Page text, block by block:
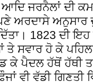
ਜਰਨੈਲਾਂ ਦੀ
ਅਰਦਾਸੇ ਅਨੁਸਾਰ
1823 ਦੀ
ਸਵਾਰ ਹੋ ਕੇ
ਪੈਦਲ ਹੱਥੋਂ ਹੱਥੀ
ਵੀ ਵੱਡੀ